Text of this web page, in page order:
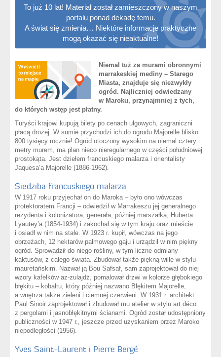
To już 10 lat! Materiał został zamieszczony w naszym
portalu ponad dekadę temu.
A świat się zmienia… Niektóre informacje praktyczne
mogą okazać się nieaktualne!
Niemal tuż za murami obronnymi
marrakeskiej mediny – Starego
Miasta, znajduje się niezwykły
ogród. Najliczniej odwiedzany
w Maroku, przynajmniej z tych,
do których wstęp jest płatny.
Turyści krajowi kupują bilety po cenach ulgowych, zagraniczni
płacą drożej. W sumie przychodzi ich do ogrodu Majorelle blisko
800 tysięcy rocznie! Ogród otoczony wysokim na niemal cztery
metry murem, ma plan nieco nieregularnego w części południowej
prostokąta. Jest dziełem francuskiego malarza i orientalisty
Jaquesa’a Majorelle (1886-1962).
Siedziba francuskiego malarza
W 1917 roku przyjechał on do Maroka – było ono wówczas
protektoratem Francji – odwiedził w Marrakeszu jej generalnego
rezydenta i kolonizatora, generała, później marszałka, Huberta
Lyautey’a (1854-1934) i zakochał się w tym kraju oraz mieście
i osiadł w nim na stałe. W 1923 r. kupił, wówczas na jego
obrzeżach, 12 hektarów palmowego gaju i urządził w nim piękny
ogród. Sprowadził do niego rośliny, w tym liczne odmiany
kaktusów, z całego świata. Zbudował także piękną willę w stylu
mauretańskim. Nazwał ją Bou Safsaf, sam zaprojektował do niej
wzory kafelków az-zulajdż, pomalował drzwi w kolorze głębokiego
błękitu – kobaltu, który później nazwano Błękitem Majorelle,
a wnętrza także zieleni i ciemnej czerwieni. W 1931 r. architekt
Paul Sinoir zaprojektował i zbudował mu atelier w stylu art déco
z pergolami i jasnobłękitnymi ścianami. Ogród został udostępniony
publiczności w 1947 r., jeszcze przed uzyskaniem przez Maroko
niepodległości (1956).
Yves Saint-Laurent i Pierre Bergé